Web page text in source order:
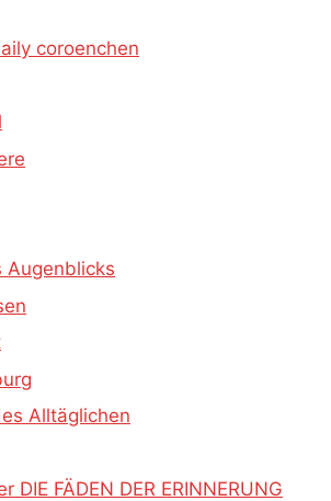
coroenchen
Augenblicks
Alltäglichen
DIE FÄDEN DER ERINNERUNG